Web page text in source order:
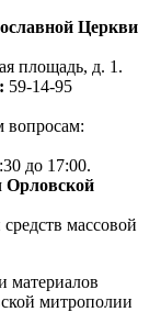
Церкви
площадь, д. 1.
59-14-95
вопросам:
до 17:00.
Орловской
массовой
материалов
митрополии